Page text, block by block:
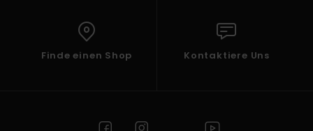
Finde einen Shop Kontaktiere Uns